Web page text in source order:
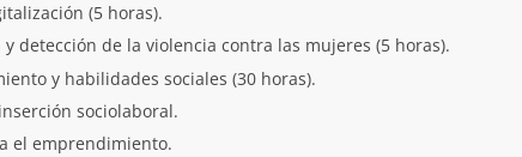
(5 horas).
detección de la violencia contra las mujeres (5 horas).
y habilidades sociales (30 horas).
sociolaboral.
el emprendimiento.